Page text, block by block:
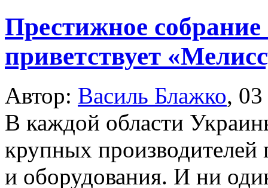
Престижное
приветствует
Автор: Василь Блажко,
В каждой области
крупных производителей
и оборудования. И ни